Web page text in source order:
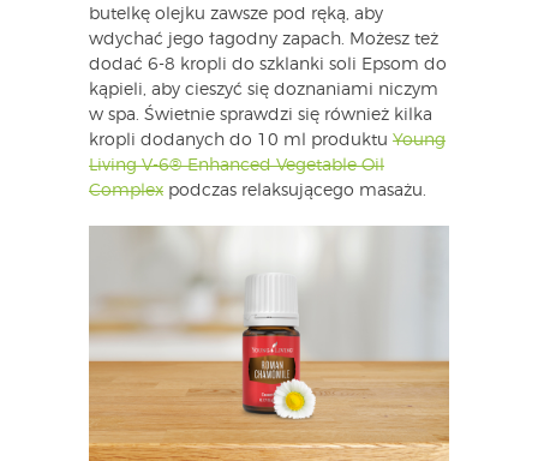
butelkę olejku zawsze pod ręką, aby
wdychać jego łagodny zapach. Możesz też
dodać 6-8 kropli do szklanki soli Epsom do
kąpieli, aby cieszyć się doznaniami niczym
w spa. Świetnie sprawdzi się również kilka
kropli dodanych do 10 ml produktu Young
Living V-6® Enhanced Vegetable Oil
Complex podczas relaksującego masażu.